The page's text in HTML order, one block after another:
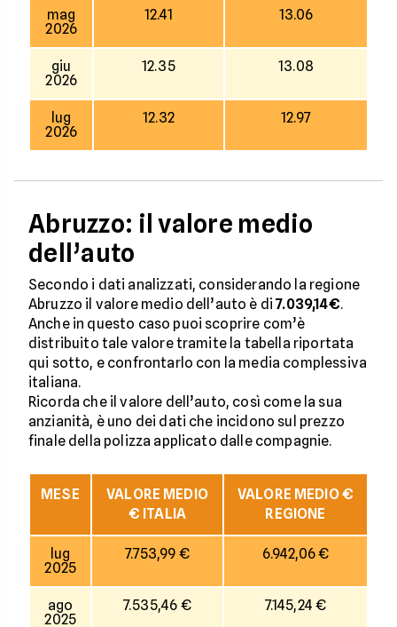
mag
2026
12.41 13.06
giu
2026
12.35 13.08
lug
2026
12.32 12.97
Abruzzo: il valore medio
dell’auto
Secondo i dati analizzati, considerando la regione
Abruzzo il valore medio dell’auto è di7.039,14€.
Anche in questo caso puoi scoprire com’è
distribuito tale valore tramite la tabella riportata
qui sotto, e confrontarlo con la media complessiva
italiana.
Ricorda che il valore dell’auto, così come la sua
anzianità, è uno dei dati che incidono sul prezzo
finale della polizza applicato dalle compagnie.
MESE
VALORE MEDIO
€ ITALIA
VALORE MEDIO €
REGIONE
lug
2025
7.753,99 € 6.942,06 €
ago
2025
7.535,46 € 7.145,24 €